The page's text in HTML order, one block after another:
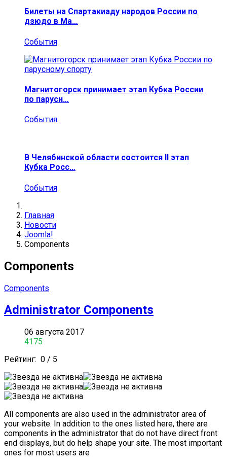
Билеты на Спартакиаду народов России по
дзюдо в Ма…
События
Магнитогорск принимает этап Кубка России
по парусн…
События
В Челябинской области состоится II этап
Кубка Росс…
События
Главная
Новости
Joomla!
Components
Components
Components
Administrator Components
06 августа 2017
4175
Рейтинг: 0 / 5
All components are also used in the administrator area of
your website. In addition to the ones listed here, there are
components in the administrator that do not have direct front
end displays, but do help shape your site. The most important
ones for most users are